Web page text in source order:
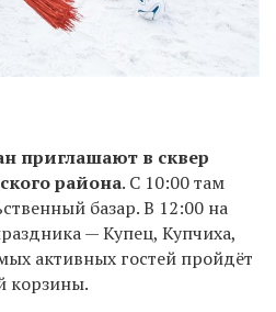
приглашают в сквер
района. С 10:00 там
базар. В 12:00 на
— Купец, Купчиха,
активных гостей пройдёт
корзины.